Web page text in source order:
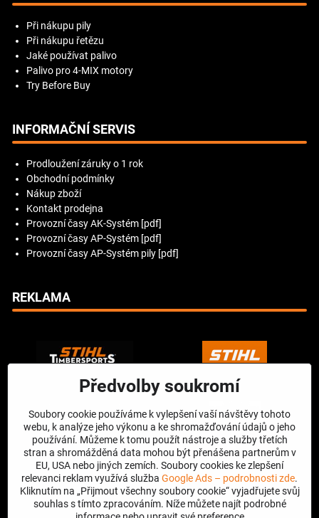
Při nákupu pily
Při nákupu řetězu
Jaké používat palivo
Palivo pro 4-MIX motory
Try Before Buy
INFORMAČNÍ SERVIS
Prodloužení záruky o 1 rok
Obchodní podmínky
Nákup zboží
Kontakt prodejna
Provozní časy AK-Systém [pdf]
Provozní časy AP-Systém [pdf]
Provozní časy AP-Systém pily [pdf]
REKLAMA
Předvolby soukromí
Soubory cookie používáme k vylepšení vaší návštěvy tohoto
webu, k analýze jeho výkonu a ke shromažďování údajů o jeho
používání. Můžeme k tomu použít nástroje a služby třetích
stran a shromážděná data mohou být přenášena partnerům v
EU, USA nebo jiných zemích. Soubory cookies ke zlepšení
relevanci reklam využívá služba Google Ads – podrobnosti zde.
Kliknutím na „Přijmout všechny soubory cookie“ vyjadřujete svůj
souhlas s tímto zpracováním. Níže můžete najít podrobné